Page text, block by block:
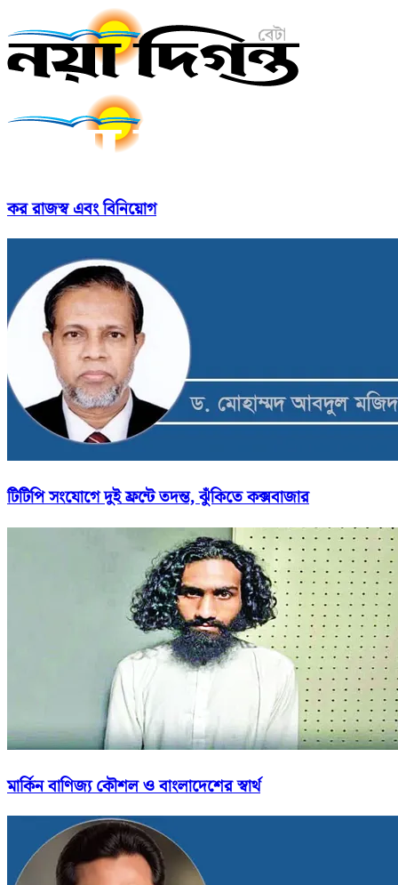
কর রাজস্ব এবং বিনিয়োগ
টিটিপি সংযোগে দুই ফ্রন্টে তদন্ত, ঝুঁকিতে কক্সবাজার
মার্কিন বাণিজ্য কৌশল ও বাংলাদেশের স্বার্থ